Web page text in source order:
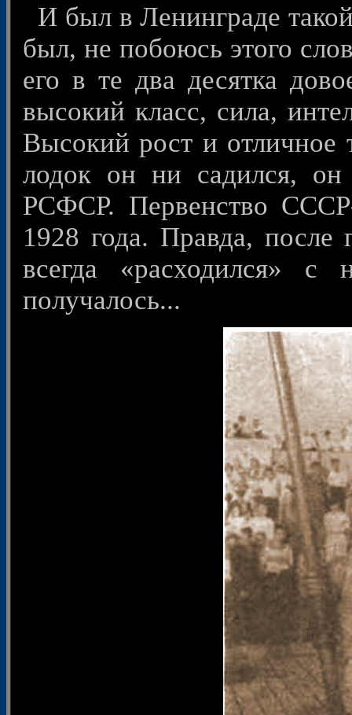
И был в Ленинграде
был, не побоюсь этого
его в те два десятка
высокий класс, сила,
Высокий рост и отличное
лодок он ни садился, он
РСФСР. Первенство
1928 года. Правда,
всегда «расходился»
получалось...